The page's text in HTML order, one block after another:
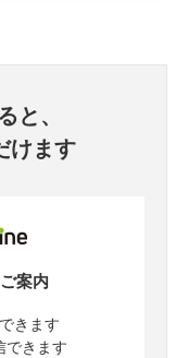
と、
けます
案内
きます
できます